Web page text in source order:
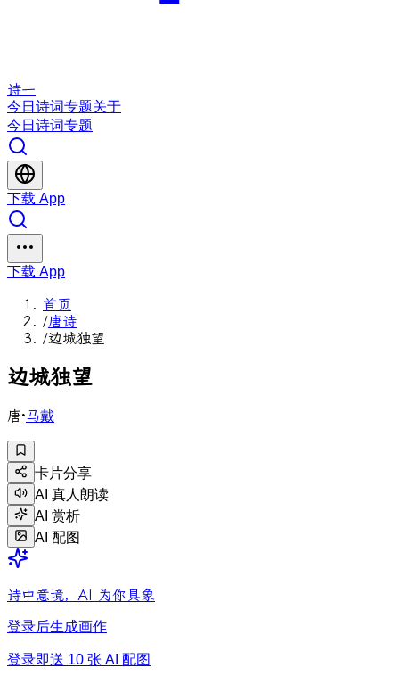
诗一
今日 诗词专题关于
今日 诗词专题
下载 App
下载 App
首页
/唐诗
/边城独望
边城独望
唐·马戴
卡片分享
AI 真人朗读
AI 赏析
AI 配图
诗中意境，AI 为你具象
登录后生成画作
登录即送 10 张 AI 配图